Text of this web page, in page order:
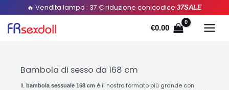
contenuto
🔥 Vendita lampo : 37 € riduzione con codice 37SALE
€0.00
Bambola di sesso da 168 cm
IL bambola sessuale 168 cm è il nostro formato più grande con
per
popolarità